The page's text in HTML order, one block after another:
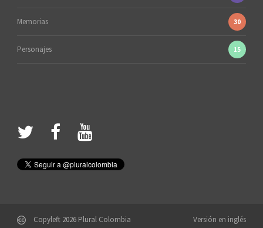
Memorias 30
Personajes 15
Copyleft 2026 Plural Colombia Versión en inglés